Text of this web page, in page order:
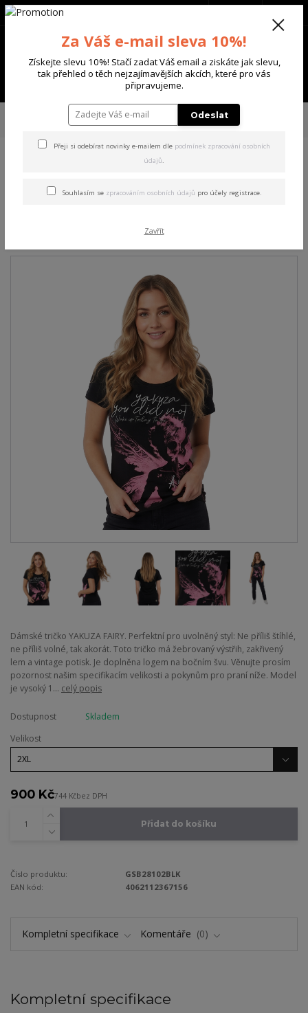
Menu
+420 702 136 620
TRIČKA & TÍLKA
Yakuza dámské tílko Fairy Curved
Crew Neck T-Shirt black 2XL
Curved Crew Neck T-Shirt
Dámské tričko YAKUZA FAIRY. Perfektní pro uvolněný styl: Ne příliš štíhlé,
ne příliš volné, tak akorát. Toto tričko má žebrovaný výstřih, zakřivený
lem a vintage potisk. Je doplněna logem na bočním švu. Věnujte prosím
pozornost našim specifikacím velikosti a pokynům pro praní níže. Model
je vysoký 1... celý popis
Dostupnost
Skladem
Velikost
900 Kč744 Kčbez DPH
Přidat do košíku
Číslo produktu:
GSB28102BLK
EAN kód:
4062112367156
Kompletní specifikace Komentáře 0
Kompletní specifikace
Za Váš e-mail sleva 10%!
Získejte slevu 10%! Stačí zadat Váš email a ziskáte jak slevu,
tak přehled o těch nejzajímavějších akcích, které pro vás
připravujeme.
Odeslat
Přeji si odebírat novinky e-mailem dle podmínek zpracování osobních
údajů.
Souhlasím se zpracováním osobních údajů pro účely registrace.
Zavřít